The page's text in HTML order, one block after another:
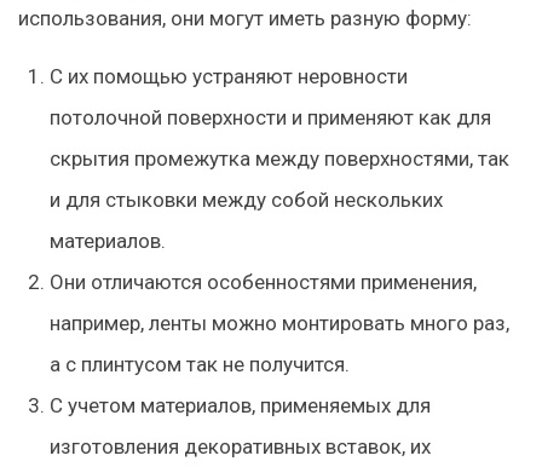
использования, они могут иметь разную форму:
С их помощью устраняют неровности
потолочной поверхности и применяют как для
скрытия промежутка между поверхностями, так
и для стыковки между собой нескольких
материалов.
Они отличаются особенностями применения,
например, ленты можно монтировать много раз,
а с плинтусом так не получится.
С учетом материалов, применяемых для
изготовления декоративных вставок, их